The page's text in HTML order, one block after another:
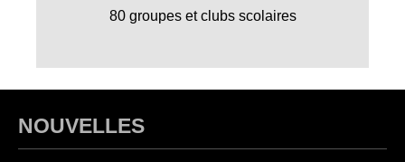
80 groupes et clubs scolaires
NOUVELLES